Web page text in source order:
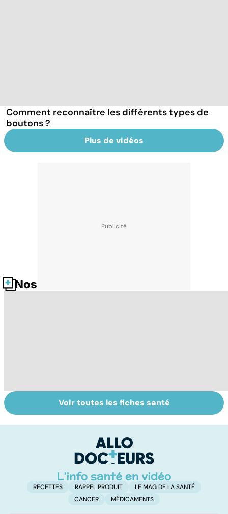
Comment reconnaître les différents types de
boutons ?
Plus de vidéos
Nos fiches santé
Tout savoir sur le
vitiligo
Tout savoir sur le
cancer de la
Voir toutes les fiches santé
RECETTES RAPPEL PRODUIT
LE MAG DE LA SANTÉ
CANCER
MÉDICAMENTS